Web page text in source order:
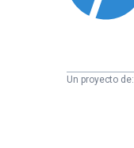
Un proyecto de: